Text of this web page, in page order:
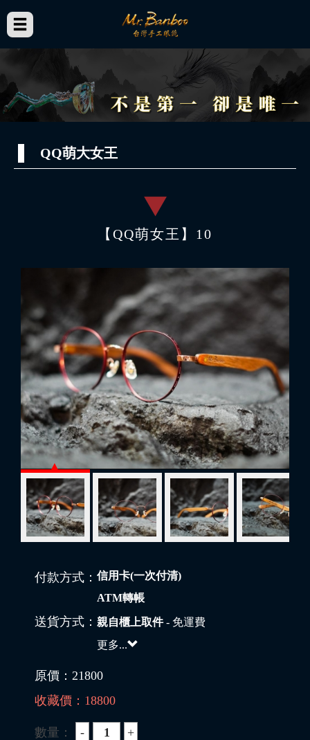
QQ萌大女王
【QQ萌女王】10
付款方式： 信用卡(一次付清)
ATM轉帳
送貨方式： 親自櫃上取件- 免運費
更多...
原價： 21800
收藏價： 18800
數量：